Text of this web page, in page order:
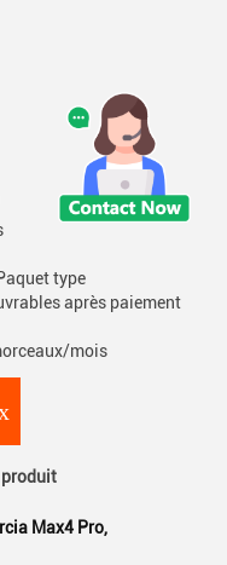
type
après paiement
mois
produit
Max4 Pro,